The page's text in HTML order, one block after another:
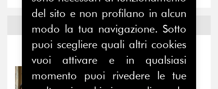
Notizie ed Eventi
Notizie
31/07/2026
del sito e non profilano in alcun
modo la tua navigazione. Sotto
puoi scegliere quali altri cookies
vuoi attivare e in qualsiasi
momento puoi rivedere le tue